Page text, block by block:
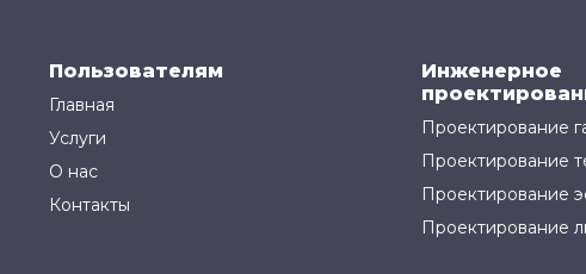
Пользователям
Главная
Услуги
О нас
Контакты
Инженерное
Проектирование
Проектирование
Проектирование
Проектирование